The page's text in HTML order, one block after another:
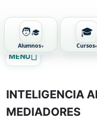
🧑‍🎓
Alumnos
🎓
Cursos
al
MENU
INTELIGENCIA
MEDIADORES